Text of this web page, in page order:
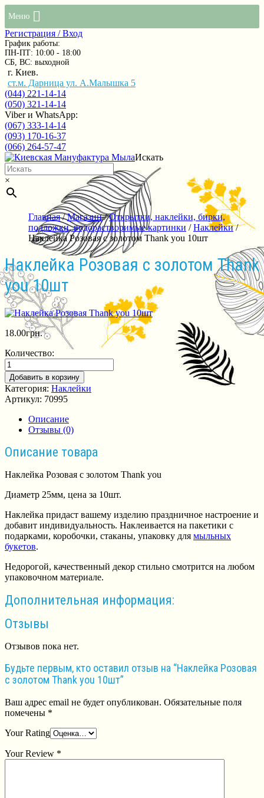
Меню
Регистрация / Вход
График работы:
ПН-ПТ: 10:00 - 18:00
СБ, ВС: выходной
г. Киев.
ст.м. Дарница ул. А.Малышка 5
(044) 221-14-14
(050) 321-14-14
Viber и WhatsApp:
(067) 333-14-14
(093) 170-16-37
(066) 264-57-47
Искать
×
Главная/Магазин/Открытки, наклейки, бирки,
подложки, водорастворимые картинки /Наклейки/
Наклейка Розовая с золотом Thank you 10шт
Наклейка Розовая с золотом Thank
you 10шт
18.00грн.
Количество:
Добавить в корзину
Категория: Наклейки
Артикул: 70995
Описание
Отзывы (0)
Описание товара
Наклейка Розовая с золотом Thank you
Диаметр 25мм, цена за 10шт.
Наклейка придаст вашему изделию праздничное настроение и
добавит индивидуальность. Наклеивается на пакетики с
подарками, коробочки, стаканы, упаковку для мыльных
букетов.
Недорогой, качественный декор стильно смотрится на любом
упаковочном материале.
Дополнительная информация:
Отзывы
Отзывов пока нет.
Будьте первым, кто оставил отзыв на “Наклейка Розовая
с золотом Thank you 10шт”
Ваш адрес email не будет опубликован. Обязательные поля
помечены *
Your Rating
Your Review *